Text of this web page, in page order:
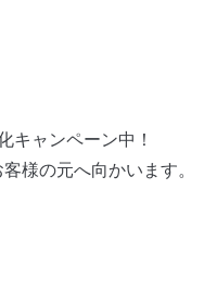
キャンペーン中！
様の元へ向かいます。